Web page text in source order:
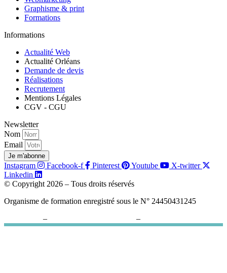
Graphisme & print
Formations
Informations
Actualité Web
Actualité Orléans
Demande de devis
Réalisations
Recrutement
Mentions Légales
CGV - CGU
Newsletter
Nom
Email
Je m'abonne
Instagram Facebook-f Pinterest Youtube
X-twitter
Linkedin
© Copyright 2026 – Tous droits réservés
Organisme de formation enregistré sous le N° 24450431245
– –